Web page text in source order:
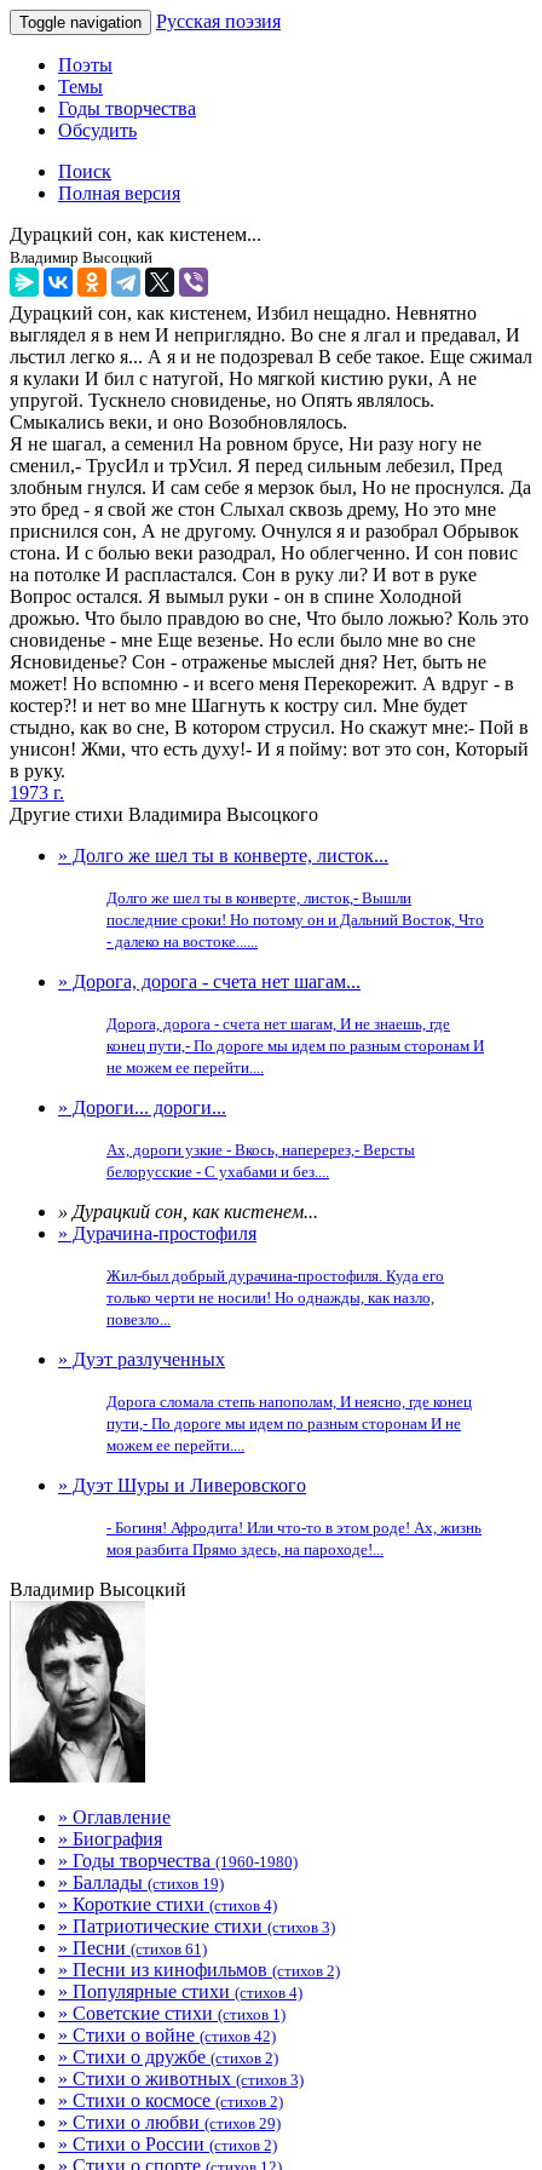
Toggle navigation Русская поэзия
Поэты
Темы
Годы творчества
Обсудить
Поиск
Полная версия
Дурацкий сон, как кистенем...
Владимир Высоцкий
Дурацкий сон, как кистенем, Избил нещадно. Невнятно
выглядел я в нем И неприглядно. Во сне я лгал и предавал, И
льстил легко я... А я и не подозревал В себе такое. Еще сжимал
я кулаки И бил с натугой, Но мягкой кистию руки, А не
упругой. Тускнело сновиденье, но Опять являлось.
Смыкались веки, и оно Возобновлялось.
Я не шагал, а семенил На ровном брусе, Ни разу ногу не
сменил,- ТрусИл и трУсил. Я перед сильным лебезил, Пред
злобным гнулся. И сам себе я мерзок был, Но не проснулся. Да
это бред - я свой же стон Слыхал сквозь дрему, Но это мне
приснился сон, А не другому. Очнулся я и разобрал Обрывок
стона. И с болью веки разодрал, Но облегченно. И сон повис
на потолке И распластался. Сон в руку ли? И вот в руке
Вопрос остался. Я вымыл руки - он в спине Холодной
дрожью. Что было правдою во сне, Что было ложью? Коль это
сновиденье - мне Еще везенье. Но если было мне во сне
Ясновиденье? Сон - отраженье мыслей дня? Нет, быть не
может! Но вспомню - и всего меня Перекорежит. А вдруг - в
костер?! и нет во мне Шагнуть к костру сил. Мне будет
стыдно, как во сне, В котором струсил. Но скажут мне:- Пой в
унисон! Жми, что есть духу!- И я пойму: вот это сон, Который
в руку.
1973 г.
Другие стихи Владимира Высоцкого
» Долго же шел ты в конверте, листок...
Долго же шел ты в конверте, листок,- Вышли
последние сроки! Но потому он и Дальний Восток, Что
- далеко на востоке......
» Дорога, дорога - счета нет шагам...
Дорога, дорога - счета нет шагам, И не знаешь, где
конец пути,- По дороге мы идем по разным сторонам И
не можем ее перейти....
» Дороги... дороги...
Ах, дороги узкие - Вкось, наперерез,- Версты
белорусские - С ухабами и без....
» Дурацкий сон, как кистенем...
» Дурачина-простофиля
Жил-был добрый дурачина-простофиля. Куда его
только черти не носили! Но однажды, как назло,
повезло...
» Дуэт разлученных
Дорога сломала степь напополам, И неясно, где конец
пути,- По дороге мы идем по разным сторонам И не
можем ее перейти....
» Дуэт Шуры и Ливеровского
- Богиня! Афродита! Или что-то в этом роде! Ах, жизнь
моя разбита Прямо здесь, на пароходе!...
Владимир Высоцкий
» Оглавление
» Биография
» Годы творчества (1960-1980)
» Баллады (стихов 19)
» Короткие стихи (стихов 4)
» Патриотические стихи (стихов 3)
» Песни (стихов 61)
» Песни из кинофильмов (стихов 2)
» Популярные стихи (стихов 4)
» Советские стихи (стихов 1)
» Стихи о войне (стихов 42)
» Стихи о дружбе (стихов 2)
» Стихи о животных (стихов 3)
» Стихи о космосе (стихов 2)
» Стихи о любви (стихов 29)
» Стихи о России (стихов 2)
» Стихи о спорте